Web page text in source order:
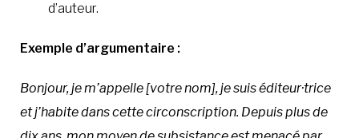
d’auteur.
Exemple d’argumentaire :
Bonjour, je m’appelle [votre nom], je suis éditeur·trice
et j’habite dans cette circonscription. Depuis plus de